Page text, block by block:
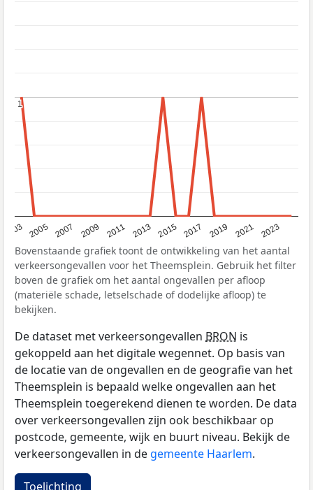
2003 2005 2007 2009 2011 2013 2015 2017 2019 2021 2023
1
1
Bovenstaande grafiek toont de ontwikkeling van het aantal
verkeersongevallen voor het Theemsplein. Gebruik het filter
boven de grafiek om het aantal ongevallen per afloop
(materiële schade, letselschade of dodelijke afloop) te
bekijken.
De dataset met verkeersongevallen BRON is
gekoppeld aan het digitale wegennet. Op basis van
de locatie van de ongevallen en de geografie van het
Theemsplein is bepaald welke ongevallen aan het
Theemsplein toegerekend dienen te worden. De data
over verkeersongevallen zijn ook beschikbaar op
postcode, gemeente, wijk en buurt niveau. Bekijk de
verkeersongevallen in de gemeente Haarlem.
Toelichting